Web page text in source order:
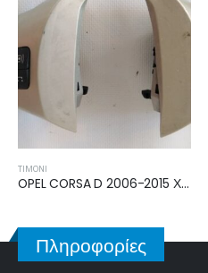
ΤΙΜΌΝΙ
OPEL CORSA D 2006-2015 ΧΕΙΡΙΣΤΗΡΙΑ ΤΙΜΟΝΙOY 13222330
Πληροφορίες